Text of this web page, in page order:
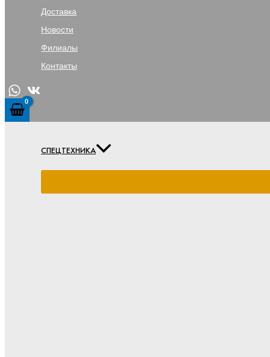
Доставка
Новости
Филиалы
Контакты
СПЕЦТЕХНИКА